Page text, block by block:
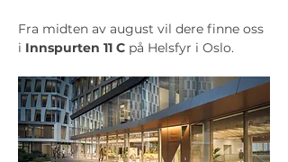
Fra midten av august vil dere finne oss
i Innspurten 11 C på Helsfyr i Oslo.